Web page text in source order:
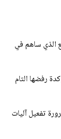
الذي ساهم في
رفضها التام
تفعيل آليات